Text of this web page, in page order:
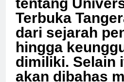
Terbuka
dari sejarah
hingga
dimiliki. Selain
akan dibahas